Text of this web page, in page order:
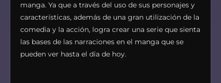
manga. Ya que a través del uso de sus personajes y
características, además de una gran utilización de la
comedia y la acción, logra crear una serie que sienta
las bases de las narraciones en el manga que se
pueden ver hasta el día de hoy.